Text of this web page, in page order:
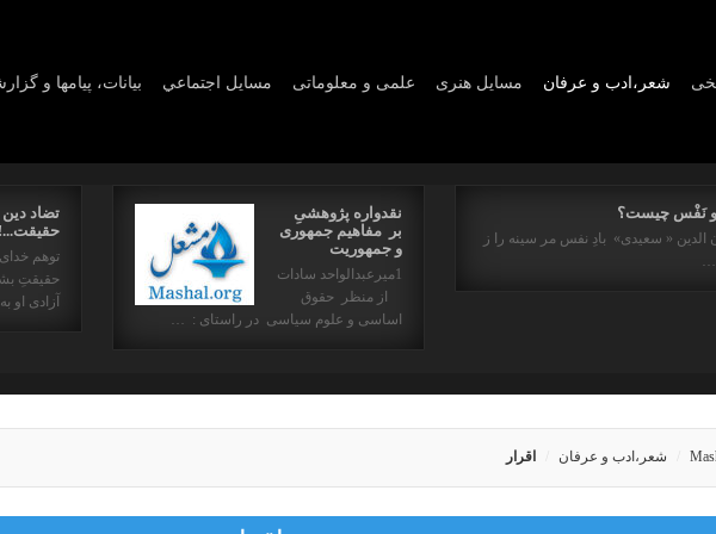
بیانات، پیامها و مسايل اجتماعي علمی و معلوماتی مسايل هنری شعر،ادب و عرفان
تضاد دین
حقیقت...!
توهم
حقیقتِ
آزادی او
نقدواره پژوهشیِ
بر مفاهیم جمهوری
و جمهوریت
1میرعبدالواحد سادات
از منظر حقوق
اساسی و علوم سیاسی در راستای : …
و نَفْس چیست؟
الدین « سعیدی» بادِ نفس مر سینه را ز
شعر،ادب و عرفان اقرار